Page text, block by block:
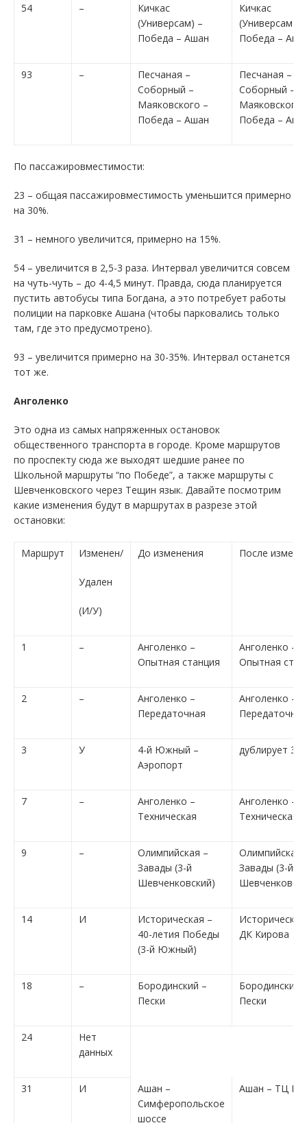
54 –
Кичкас
(Универсам) –
Победа – Ашан
Кичкас
(Универсам) –
Победа –
93 –
Песчаная –
Соборный –
Маяковского –
Победа – Ашан
Песчаная –
Соборный –
Маяковского
Победа –
По пассажировместимости:
23 – общая пассажировместимость уменьшится примерно
на 30%.
31 – немного увеличится, примерно на 15%.
54 – увеличится в 2,5-3 раза. Интервал увеличится совсем
на чуть-чуть – до 4-4,5 минут. Правда, сюда планируется
пустить автобусы типа Богдана, а это потребует работы
полиции на парковке Ашана (чтобы парковались только
там, где это предусмотрено).
93 – увеличится примерно на 30-35%. Интервал останется
тот же.
Анголенко
Это одна из самых напряженных остановок
общественного транспорта в городе. Кроме маршрутов
по проспекту сюда же выходят шедшие ранее по
Школьной маршруты “по Победе”, а также маршруты с
Шевченковского через Тещин язык. Давайте посмотрим
какие изменения будут в маршрутах в разрезе этой
остановки:
Маршрут Изменен/
Удален
(И/У)
До изменения После
1 –
Анголенко –
Опытная станция
Анголенко –
Опытная
2 –
Анголенко –
Передаточная
Анголенко –
Передаточная
3 У
4-й Южный –
Аэропорт
дублирует
7 –
Анголенко –
Техническая
Анголенко –
Техническая
9 –
Олимпийская –
Завады (3-й
Шевченковский)
Олимпийская
Завады (3-й
14 И
Историческая –
40-летия Победы
(3-й Южный)
ДК Кирова
18 –
Бородинский –
Пески
Бородинский
Пески
24
Нет
данных
31 И
Ашан –
Симферопольское
шоссе
Ашан – ТЦ